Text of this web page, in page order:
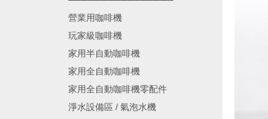
營業用咖啡機
玩家級咖啡機
家用半自動咖啡機
家用全自動咖啡機
家用全自動咖啡機零配件
淨水設備區 / 氣泡水機